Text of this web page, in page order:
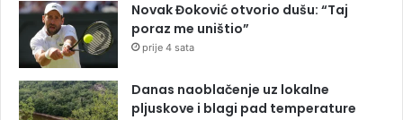
Novak Đoković otvorio dušu: “Taj
poraz me uništio”
prije 4 sata
Danas naoblačenje uz lokalne
pljuskove i blagi pad temperature